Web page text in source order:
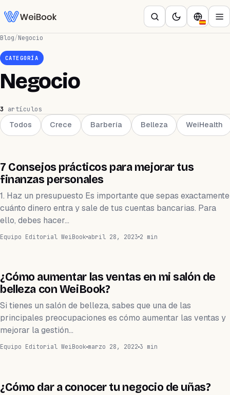
Blog/Negocio
CATEGORÍA
Negocio
3 artículos
Todos Crece Barbería Belleza WeiHealth
EMPRENDIMIENTO
7 Consejos prácticos para mejorar tus
finanzas personales
1. Haz un presupuesto Es importante que sepas exactamente
cuánto dinero entra y sale de tus cuentas bancarias. Para
ello, debes hacer…
Equipo Editorial WeiBook abril 28, 2023 2 min
BELLEZA
¿Cómo aumentar las ventas en mi salón de
belleza con WeiBook?
Si tienes un salón de belleza, sabes que una de las
principales preocupaciones es cómo aumentar las ventas y
mejorar la gestión…
Equipo Editorial WeiBook marzo 28, 2022 3 min
CRECE
¿Cómo dar a conocer tu negocio de uñas?